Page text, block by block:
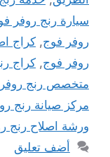
سيارة رنج روفر
روفر فوج, كراج
روفر فوج, كراج
متخصص رنج
مركز صيانة رنج
ورشة اصلاح رنج
أضف تعليق